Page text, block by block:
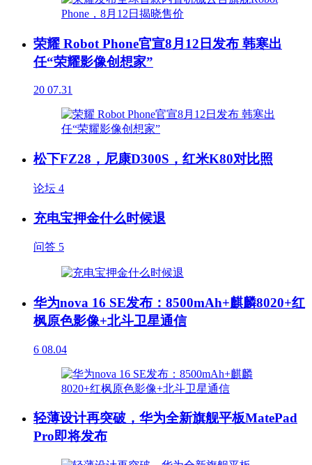
荣耀 Robot Phone官宣8月12日发布 韩寒出
任“荣耀影像创想家”
20 07.31
松下FZ28，尼康D300S，红米K80对比照
论坛 4
充电宝押金什么时候退
问答 5
华为nova 16 SE发布：8500mAh+麒麟8020+红
枫原色影像+北斗卫星通信
6 08.04
轻薄设计再突破，华为全新旗舰平板MatePad
Pro即将发布